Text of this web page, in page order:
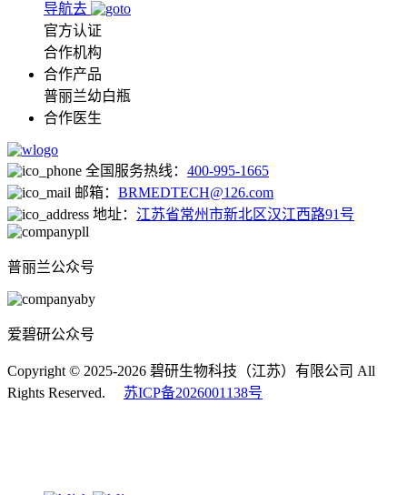
导航去
官方认证
合作机构
合作产品
普丽兰幼白瓶
合作医生
全国服务热线： 400-995-1665
邮箱： BRMEDTECH@126.com
地址： 江苏省常州市新北区汉江西路91号
普丽兰公众号
爱碧研公众号
Copyright © 2025-2026 碧研生物科技（江苏）有限公司 All
Rights Reserved. 苏ICP备2026001138号